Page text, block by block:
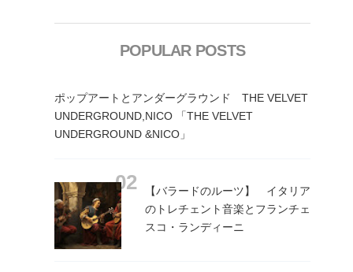
POPULAR POSTS
ポップアートとアンダーグラウンド THE VELVET
UNDERGROUND,NICO 「THE VELVET
UNDERGROUND &NICO」
【バラードのルーツ】 イタリア
のトレチェント音楽とフランチェ
スコ・ランディーニ